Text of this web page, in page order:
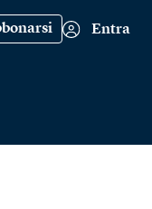
Entra